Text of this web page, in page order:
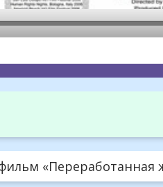
«Переработанная